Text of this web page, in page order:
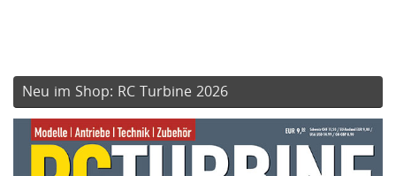
Neu im Shop: RC Turbine 2026